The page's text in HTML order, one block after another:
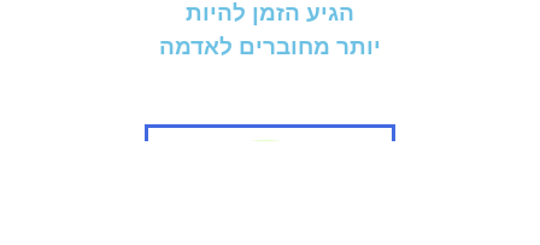
הגיע הזמן להיות
יותר מחוברים לאדמה